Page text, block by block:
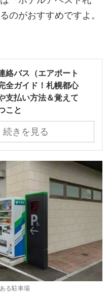
のがおすすめですよ。
絡バス（エアポート
全ガイド！札幌都心
支払い方法＆覚えて
こと
続きを見る
る駐車場